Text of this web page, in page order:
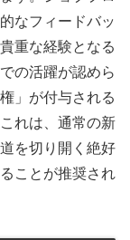
なフィードバッ
重な経験となる
の活躍が認めら
」が付与される
れは、通常の新
を切り開く絶好
ことが推奨され